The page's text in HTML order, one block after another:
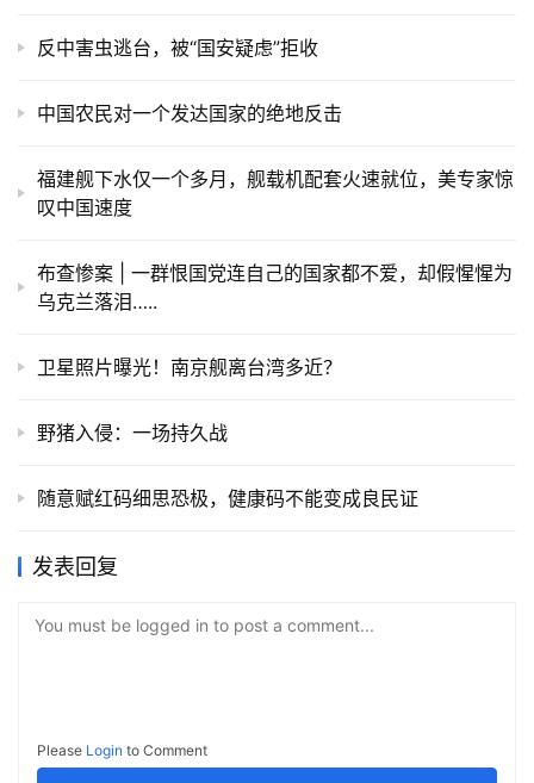
反中害虫逃台，被“国安疑虑”拒收
中国农民对一个发达国家的绝地反击
福建舰下水仅一个多月，舰载机配套火速就位，美专家惊
叹中国速度
布查惨案 | 一群恨国党连自己的国家都不爱，却假惺惺为
乌克兰落泪…..
卫星照片曝光！南京舰离台湾多近？
野猪入侵：一场持久战
随意赋红码细思恐极，健康码不能变成良民证
发表回复
You must be logged in to post a comment...
Please Login to Comment